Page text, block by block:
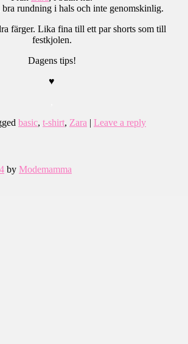
rundning i hals och inte genomskinlig.
färger. Lika fina till ett par shorts som till
festkjolen.
Dagens tips!
♥
basic, t-shirt, Zara | Leave a reply
by Modemamma